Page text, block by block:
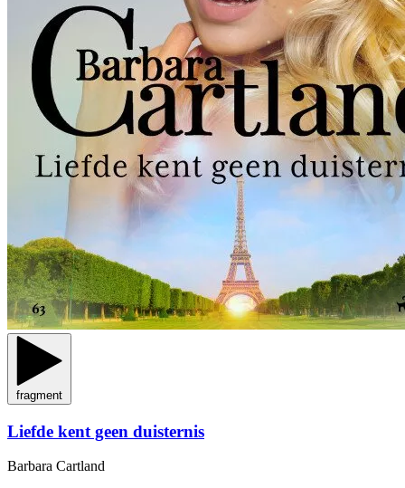
fragment
Liefde kent geen duisternis
Barbara Cartland